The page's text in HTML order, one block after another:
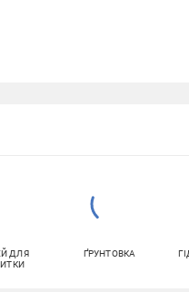
ДЛЯ
ҐРУНТОВКА